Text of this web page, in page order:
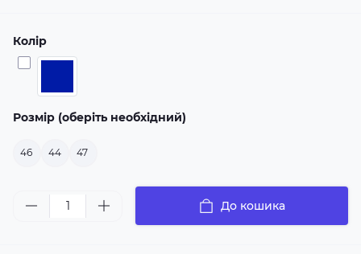
Колір
Розмір (оберіть необхідний)
46 44 47
До кошика